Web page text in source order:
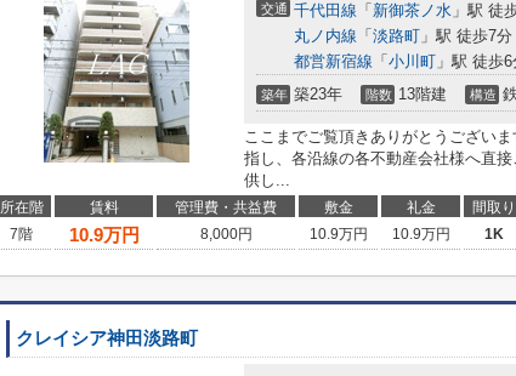
交通 千代田線 「 新御茶ノ水 」駅 徒
丸ノ内線 「 淡路町 」駅 徒歩7分
都営新宿線 「 小川町 」駅 徒歩6
築年 築23年 階数 13階建 構造
ここまでご覧頂きありがとうござい
指し、各沿線の各不動産会社様へ直
供し...
所在階 賃料 管理費・共益費 敷金 礼金 間取り
7階
10.9万円 8,000円 10.9万円 10.9万円 1K
クレイシア神田淡路町